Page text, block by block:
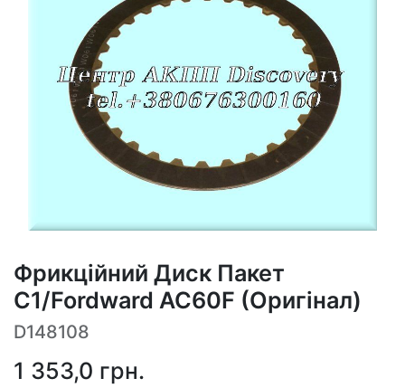
Фрикційний Диск Пакет
C1/Fordward AC60F (Оригінал)
D148108
1 353,0 грн.